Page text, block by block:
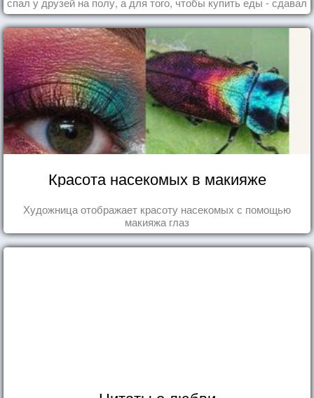
бутылки из под кока-колы"
Красота насекомых в макияже
Художница отображает красоту насекомых с помощью
макияжа глаз